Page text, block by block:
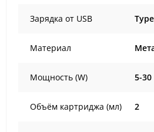
Зарядка от USB
Материал
Мощность (W) 5-30
Объём картриджа (мл) 2